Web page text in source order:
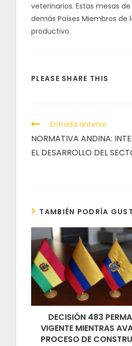
veterinarios. Estas mesas
demás Países Miembros
productivo.
PLEASE SHARE THIS
Entrada anterior
NORMATIVA ANDINA:
EL DESARROLLO DEL
TAMBIÉN PODRÍA
DECISIÓN 483
VIGENTE MIENTRAS
PROCESO DE